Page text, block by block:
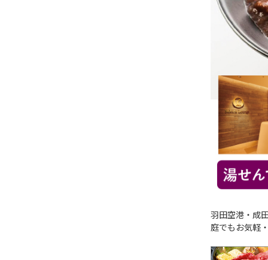
羽田空港・成
庭でもお気軽